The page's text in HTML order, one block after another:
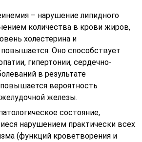
– нарушение липидного
количества в крови жиров,
холестерина и
Оно способствует
гипертонии, сердечно-
в результате
повышается вероятность
железы.
состояние,
нарушением практически всех
(функций кроветворения и